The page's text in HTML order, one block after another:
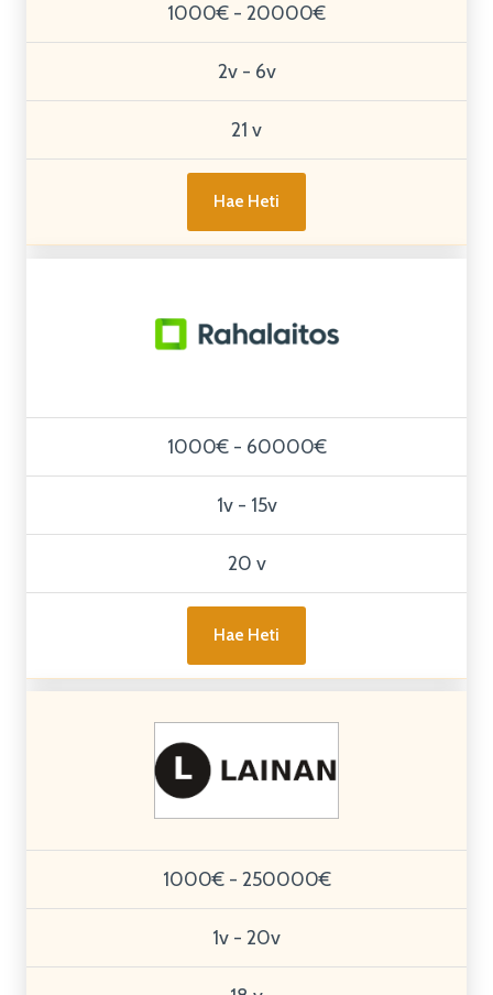
1000€ - 20000€
2v - 6v
21 v
Hae Heti
1000€ - 60000€
1v - 15v
20 v
Hae Heti
1000€ - 250000€
1v - 20v